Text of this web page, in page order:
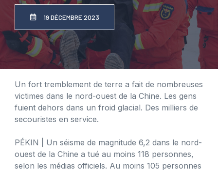
19 DÉCEMBRE 2023
Un fort tremblement de terre a fait de nombreuses
victimes dans le nord-ouest de la Chine. Les gens
fuient dehors dans un froid glacial. Des milliers de
secouristes en service.
PÉKIN | Un séisme de magnitude 6,2 dans le nord-
ouest de la Chine a tué au moins 118 personnes,
selon les médias officiels. Au moins 105 personnes